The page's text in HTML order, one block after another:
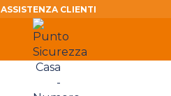
ASSISTENZA CLIENTI